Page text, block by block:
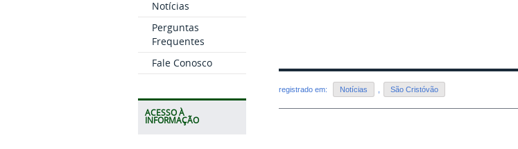
Notícias
Perguntas
Frequentes
Fale Conosco
ACESSO À
INFORMAÇÃO
registrado em: Notícias São Cristóvão